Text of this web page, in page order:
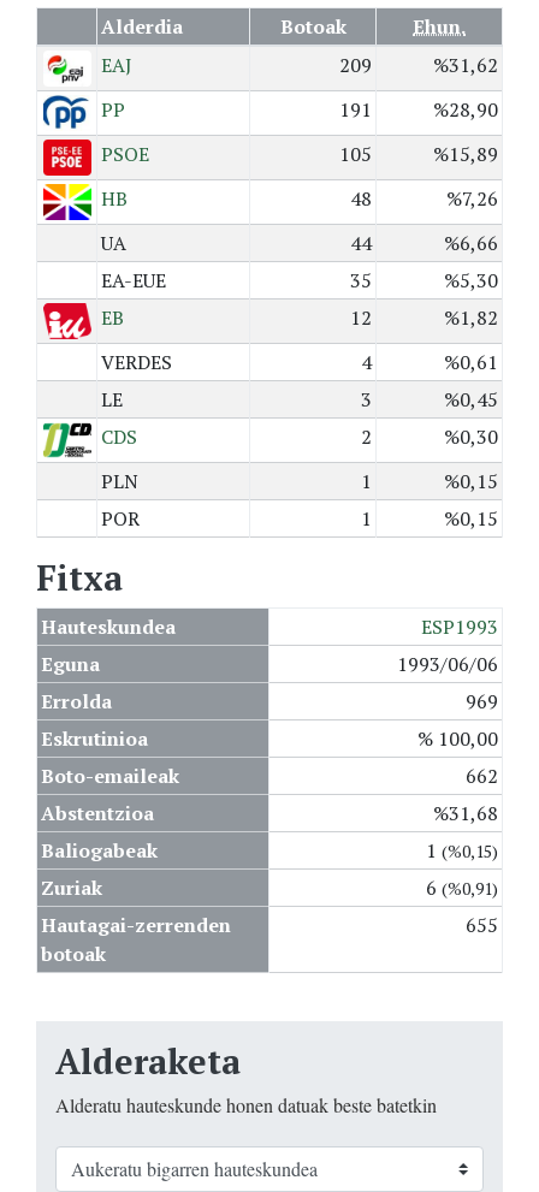
Alderdia Botoak
Ehun.
EAJ
209
%31,62
PP
191
%28,90
PSOE
105
%15,89
HB
48
%7,26
UA
44
%6,66
EA-EUE
35
%5,30
EB
12
%1,82
VERDES
4
%0,61
LE
3
%0,45
CDS
2
%0,30
PLN
1
%0,15
POR
1 %0,15
Fitxa
Hauteskundea
ESP1993
Eguna
1993/06/06
Errolda
969
Eskrutinioa
% 100,00
Boto-emaileak
662
Abstentzioa
%31,68
Baliogabeak
1 (%0,15)
Zuriak 6 (%0,91)
Hautagai-zerrenden
botoak
655
Alderaketa
Alderatu hauteskunde honen datuak beste batetkin